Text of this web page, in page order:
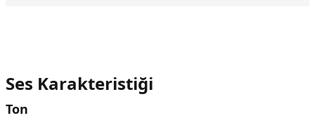
Ses Karakteristiği
Ton